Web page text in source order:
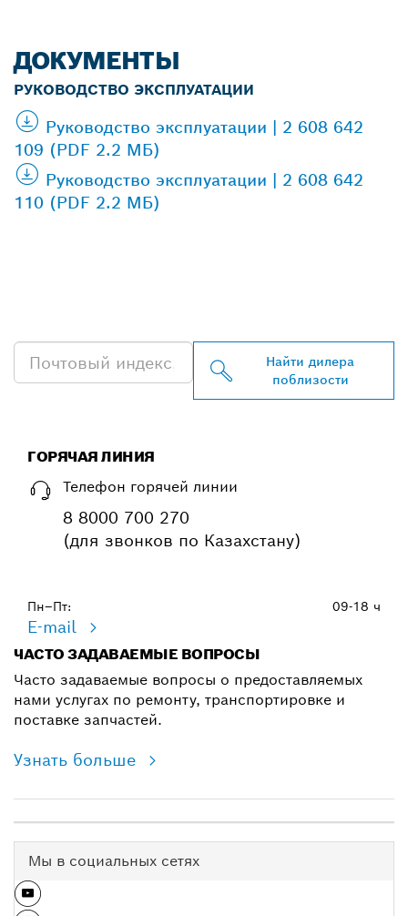
ДОКУМЕНТЫ
РУКОВОДСТВО ЭКСПЛУАТАЦИИ
Руководство эксплуатации | 2 608 642
109 (PDF 2.2 МБ)
Руководство эксплуатации | 2 608 642
110 (PDF 2.2 МБ)
Найти дилера
поблизости
ГОРЯЧАЯ ЛИНИЯ
Телефон горячей линии
8 8000 700 270
(для звонков по Казахстану)
Пн–Пт: 09-18 ч
E-mail
ЧАСТО ЗАДАВАЕМЫЕ ВОПРОСЫ
Часто задаваемые вопросы о предоставляемых
нами услугах по ремонту, транспортировке и
поставке запчастей.
Узнать больше
Мы в социальных сетях